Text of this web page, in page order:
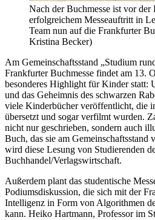
Nach der Buchmesse ist vor der
erfolgreichem Messeauftritt in
Team nun auf die Frankfurter
Kristina Becker)
Am Gemeinschaftsstand „Studium
Frankfurter Buchmesse findet am 13.
besonderes Highlight für Kinder statt:
und das Geheimnis des schwarzen
viele Kinderbücher veröffentlicht, die
übersetzt und sogar verfilmt wurden.
nicht nur geschrieben, sondern auch
Buch, das sie am
wird diese Lesung von Studierenden
Buchhandel/Verlagswirtschaft.
Außerdem plant das studentische
Podiumsdiskussion, die sich mit der
Intelligenz in Form von Algorithmen
kann. Heiko Hartmann, Professor im